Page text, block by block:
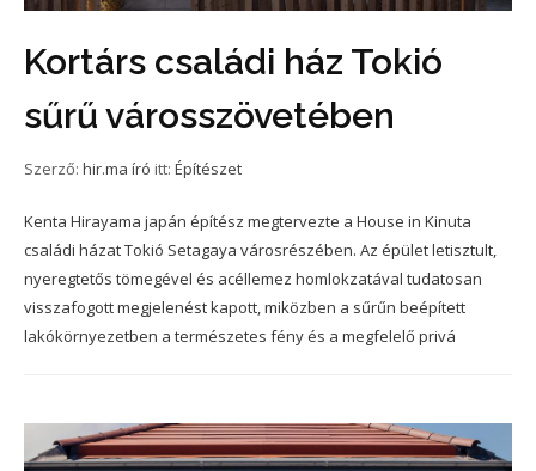
Kortárs családi ház Tokió
sűrű városszövetében
Szerző: hir.ma író itt: Építészet
Kenta Hirayama japán építész megtervezte a House in Kinuta
családi házat Tokió Setagaya városrészében. Az épület letisztult,
nyeregtetős tömegével és acéllemez homlokzatával tudatosan
visszafogott megjelenést kapott, miközben a sűrűn beépített
lakókörnyezetben a természetes fény és a megfelelő privá